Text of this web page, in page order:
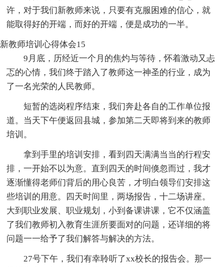
许，对于我们新教师来说，只要有克服困难的信心，就
能取得好的开端，而好的开端，便是成功的一半。
新教师培训心得体会15
9月底，历经近一个月的焦灼与等待，怀着激动又忐
忑的心情，我们终于踏入了教师这一神圣的行业，成为
了一名光荣的人民教师。
短暂的选岗程序结束，我们奔赴各自的工作单位报
道。当天下午便返回县城，参加第二天即将到来的教师
培训。
拿到手里的培训安排，看到四天满满当当的行程安
排，一开始不以为意。直到四天的时间倏忽而过，我才
逐渐懂得老师们背后的用心良苦，才明白领导们安排这
些培训的用意。四天时间里，两场报告，十二场讲座。
大到职业发展、职业规划，小到备课讲课，它不仅涵盖
了我们教师初入教育生涯所要面对的问题，还详细的将
问题一一给予了我们解答与解决的方法。
27号下午，我们有幸聆听了xx校长的报告会。那一